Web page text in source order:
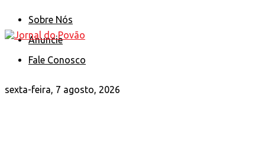
Sobre Nós
Anuncie
Fale Conosco
sexta-feira, 7 agosto, 2026